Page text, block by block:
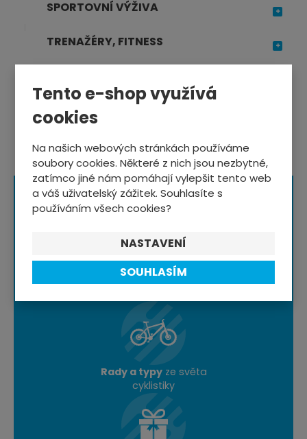
Tento e-shop využívá
cookies
Na našich webových stránkách používáme
soubory cookies. Některé z nich jsou nezbytné,
zatímco jiné nám pomáhají vylepšit tento web
a váš uživatelský zážitek. Souhlasíte s
používáním všech cookies?
NASTAVENÍ
SOUHLASÍM
SPORTOVNÍ VÝŽIVA
TRENAŽÉRY, FITNESS
Speciální ceny a slevy
Rady a typyze světa
cyklistiky